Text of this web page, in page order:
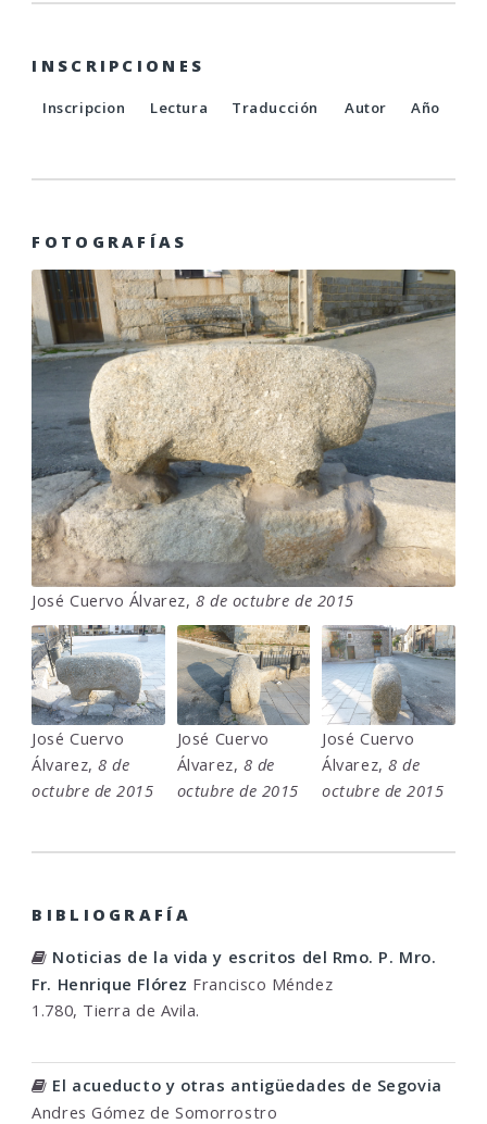
INSCRIPCIONES
Inscripcion Lectura Traducción Autor Año
FOTOGRAFÍAS
José Cuervo Álvarez, 8 de octubre de 2015
José Cuervo
Álvarez,8 de
octubre de 2015
José Cuervo
Álvarez, 8 de
octubre de 2015
José Cuervo
Álvarez,8 de
octubre de 2015
BIBLIOGRAFÍA
Noticias de la vida y escritos del Rmo. P. Mro.
Fr. Henrique Flórez Francisco Méndez
1.780, Tierra de Avila.
El acueducto y otras antigüedades de Segovia
Andres Gómez de Somorrostro